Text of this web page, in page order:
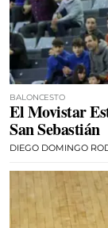
BALONCESTO
El Movistar
San Sebastián
DIEGO DOMINGO